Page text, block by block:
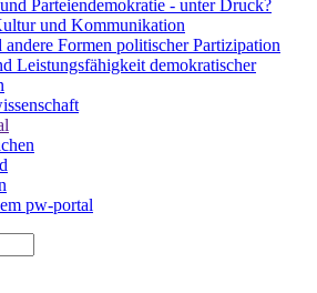
Parteiendemokratie - unter Druck?
und Kommunikation
andere Formen politischer Partizipation
Leistungsfähigkeit demokratischer
pw-portal